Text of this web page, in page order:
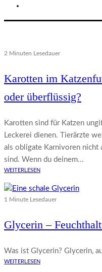
2 Minuten Lesedauer
Karotten im
oder überflüssig?
Karotten sind für Katzen
Leckerei dienen. Tierärzte
als obligate Karnivoren nicht
sind. Wenn du deinem...
WEITERLESEN
1 Minute Lesedauer
Glycerin –
Was ist Glycerin? Glycerin,
WEITERLESEN